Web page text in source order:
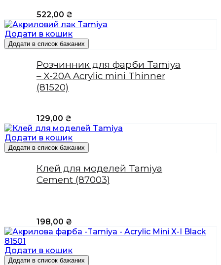
522,00 ₴
Додати в кошик
Додати в список бажаних
Розчинник для фарби Tamiya
– X-20A Acrylic mini Thinner
(81520)
129,00 ₴
Додати в кошик
Додати в список бажаних
Клей для моделей Tamiya
Cement (87003)
198,00 ₴
Додати в кошик
Додати в список бажаних